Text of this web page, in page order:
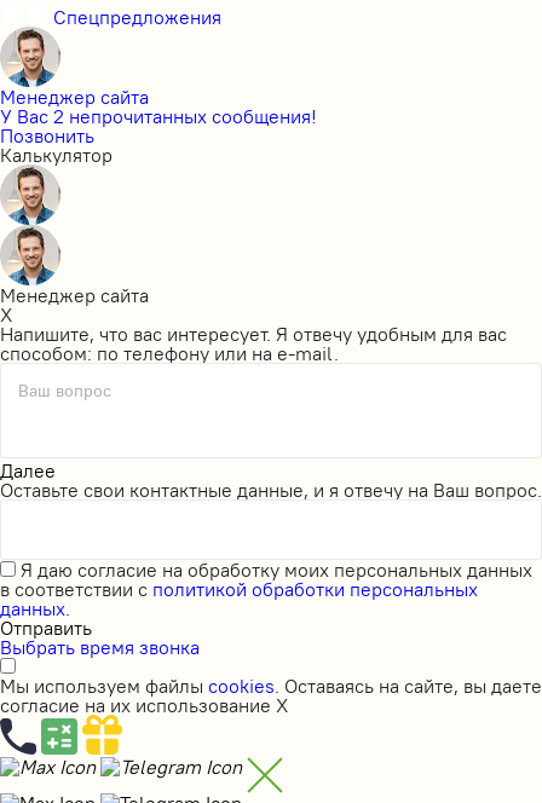
Спецпредложения
Менеджер сайта
У Вас 2 непрочитанных сообщения!
Позвонить
Калькулятор
Менеджер сайта
X
Напишите, что вас интересует. Я отвечу удобным для вас
способом: по телефону или на e-mail.
Ваш вопрос
Далее
Оставьте свои контактные данные, и я отвечу на Ваш вопрос.
Я даю согласие на обработку моих персональных данных
в соответствии с политикой обработки персональных
данных.
Отправить
Выбрать время звонка
Мы используем файлы cookies . Оставаясь на сайте, вы даете
согласие на их использование X